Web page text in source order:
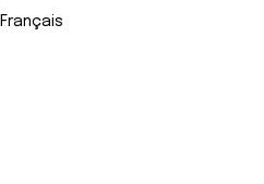
Français